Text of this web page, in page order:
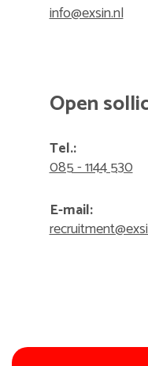
info@exsin.nl
Open
Tel.:
085 - 1144 530
E-mail: